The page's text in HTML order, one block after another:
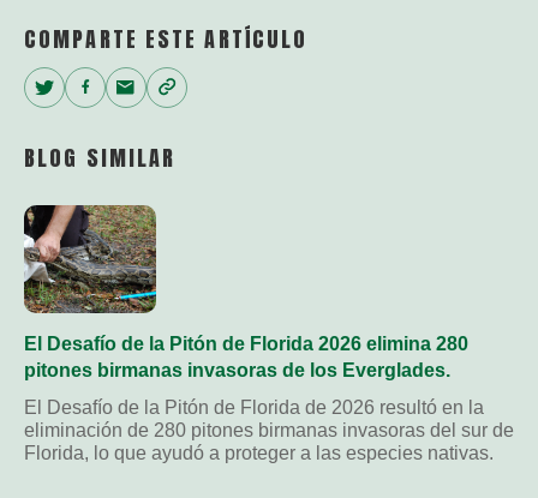
COMPARTE ESTE ARTÍCULO
Twitter
Facebook
EmailCopy
BLOG SIMILAR
El Desafío de la Pitón de Florida 2026 elimina 280
pitones birmanas invasoras de los Everglades.
El Desafío de la Pitón de Florida de 2026 resultó en la
eliminación de 280 pitones birmanas invasoras del sur de
Florida, lo que ayudó a proteger a las especies nativas.